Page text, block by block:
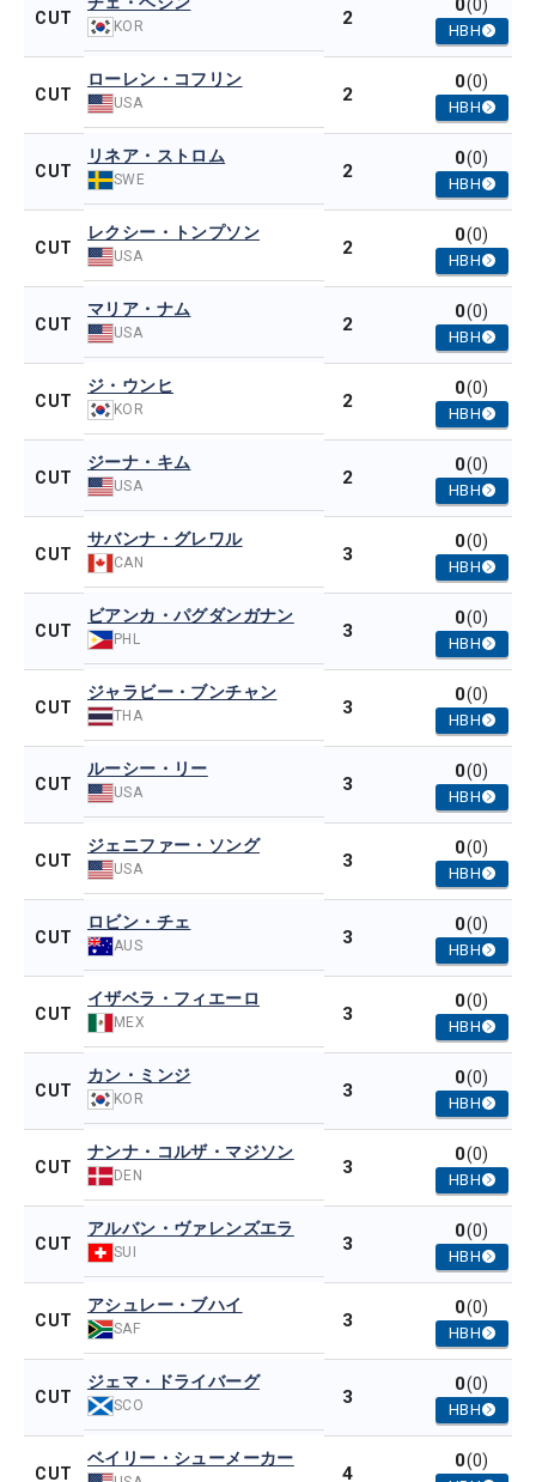
CUT KOR 2
0(0)
HBH
CUT
ローレン・コフリン
USA 2
0(0)
HBH
CUT
リネア・ストロム
SWE 2
0(0)
HBH
CUT
レクシー・トンプソン
USA 2
0(0)
HBH
CUT
マリア・ナム
USA 2
0(0)
HBH
CUT
ジ・ウンヒ
KOR 2
0(0)
HBH
CUT
ジーナ・キム
USA 2
0(0)
HBH
CUT
サバンナ・グレワル
CAN 3
0(0)
HBH
CUT
ビアンカ・パグダンガナン
PHL 3
0(0)
HBH
CUT
ジャラビー・ブンチャン
THA 3
0(0)
HBH
CUT
ルーシー・リー
USA 3
0(0)
HBH
CUT
ジェニファー・ソング
USA 3
0(0)
HBH
CUT
ロビン・チェ
AUS 3
0(0)
HBH
CUT
イザベラ・フィエーロ
MEX 3
0(0)
HBH
CUT
カン・ミンジ
KOR 3
0(0)
HBH
CUT
ナンナ・コルザ・マジソン
DEN 3
0(0)
HBH
CUT
アルバン・ヴァレンズエラ
SUI 3
0(0)
HBH
CUT
アシュレー・ブハイ
SAF 3
0(0)
HBH
CUT
ジェマ・ドライバーグ
SCO 3
0(0)
HBH
CUT
ベイリー・シューメーカー
4
0(0)